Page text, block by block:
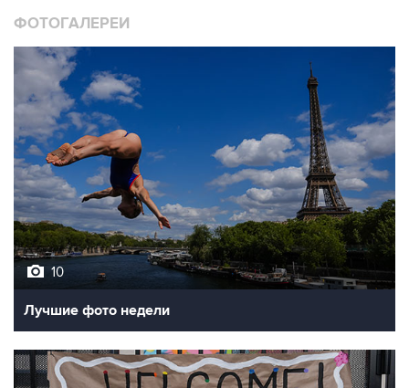
ФОТОГАЛЕРЕИ
10
Лучшие фото недели